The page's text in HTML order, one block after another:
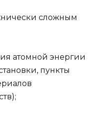
сложным
атомной энергии
пункты